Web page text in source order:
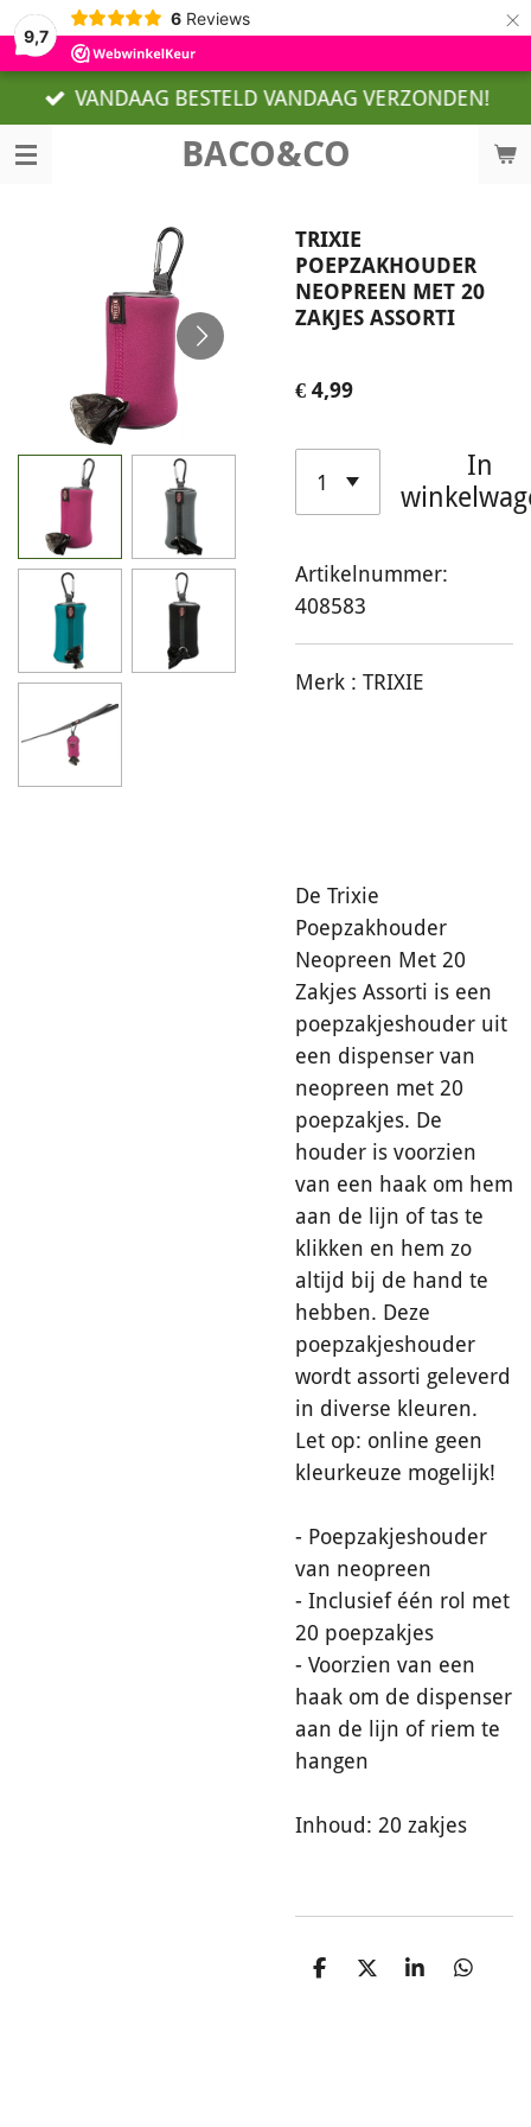
9,7
6 Reviews ×
BACO&CO
VANDAAG BESTELD VANDAAG VERZONDEN!
TRIXIE
POEPZAKHOUDER
NEOPREEN MET 20
ZAKJES ASSORTI
€ 4,99
In
Artikelnummer:
408583
Merk : TRIXIE
De Trixie
Poepzakhouder
Neopreen Met 20
Zakjes Assorti is een
poepzakjeshouder uit
een dispenser van
neopreen met 20
poepzakjes. De
houder is voorzien
van een haak om hem
aan de lijn of tas te
klikken en hem zo
altijd bij de hand te
hebben. Deze
poepzakjeshouder
wordt assorti geleverd
in diverse kleuren.
Let op: online geen
kleurkeuze mogelijk!
- Poepzakjeshouder
van neopreen
- Inclusief één rol met
20 poepzakjes
- Voorzien van een
haak om de dispenser
aan de lijn of riem te
hangen
Inhoud: 20 zakjes
D
D
S
D